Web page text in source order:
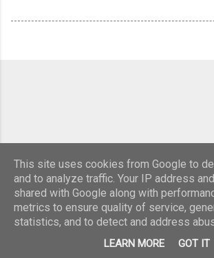
Använder Blogger
This site uses cookies from Google to
and to analyze traffic. Your IP address
shared with Google along with
metrics to ensure quality of service,
statistics, and to detect and address
LEARN MORE GOT IT